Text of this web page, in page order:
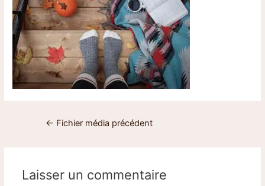
← Fichier média précédent
Laisser un commentaire